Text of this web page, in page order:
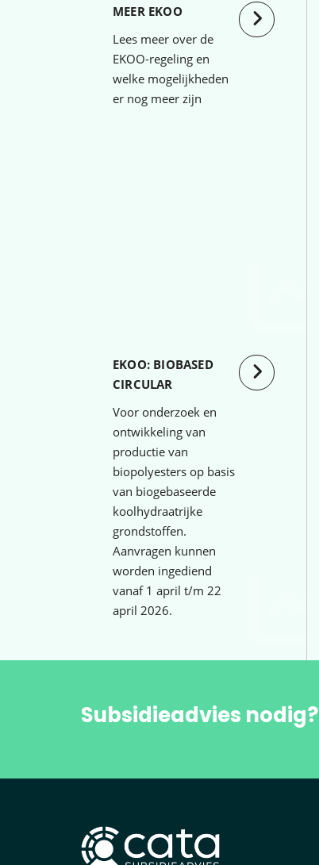
MEER EKOO
Lees meer over de
EKOO-regeling en
welke mogelijkheden
er nog meer zijn
EKOO: BIOBASED
CIRCULAR
Voor onderzoek en
ontwikkeling van
productie van
biopolyesters op basis
van biogebaseerde
koolhydraatrijke
grondstoffen.
Aanvragen kunnen
worden ingediend
vanaf 1 april t/m 22
april 2026.
Subsidieadvies nodig?